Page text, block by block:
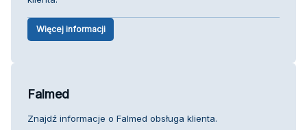
Więcej informacji
Falmed
Znajdź informacje o Falmed obsługa klienta.